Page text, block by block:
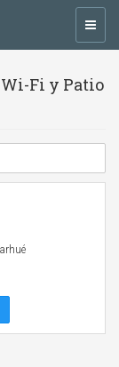
Fi y Patio